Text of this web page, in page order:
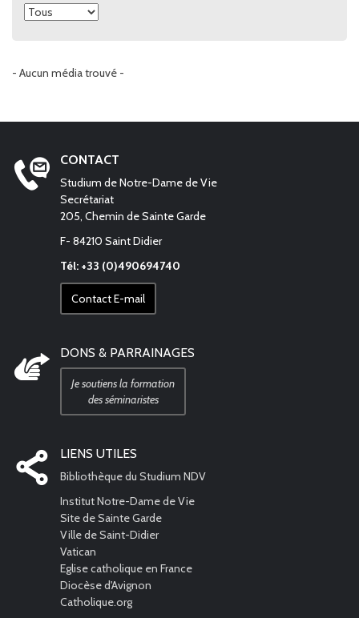
- Aucun média trouvé -
CONTACT
Studium de Notre-Dame de Vie
Secrétariat
205, Chemin de Sainte Garde
F- 84210 Saint Didier
Tél: +33 (0)490694740
Contact E-mail
DONS & PARRAINAGES
Je soutiens la formation
des séminaristes
LIENS UTILES
Bibliothèque du Studium NDV
Institut Notre-Dame de Vie
Site de Sainte Garde
Ville de Saint-Didier
Vatican
Eglise catholique en France
Diocèse d'Avignon
Catholique.org